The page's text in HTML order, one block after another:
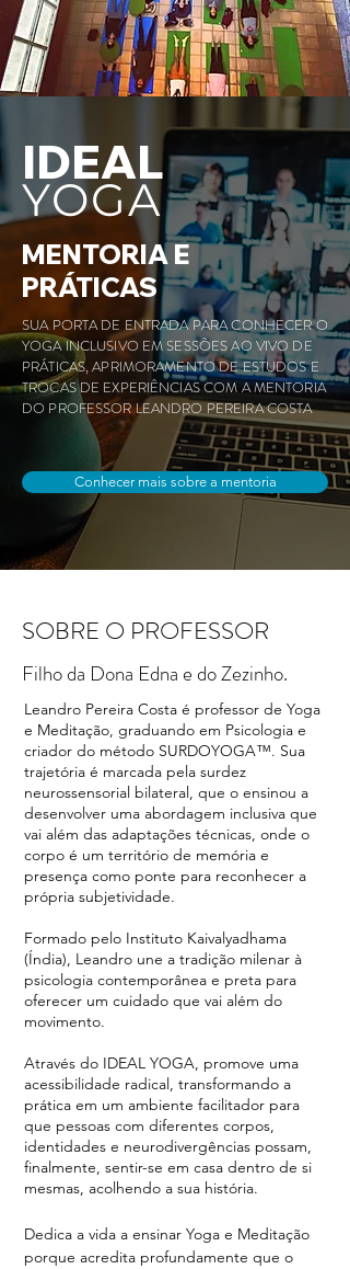
YOGA
IDEAL
MENTORIA E
PRÁTICAS
SUA PORTA DE ENTRADA PARA CONHECER O
YOGA INCLUSIVO EM SESSÕES AO VIVO DE
PRÁTICAS, APRIMORAMENTO DE ESTUDOS E
TROCAS DE EXPERIÊNCIAS COM A MENTORIA
DO PROFESSOR LEANDRO PEREIRA COSTA
Conhecer mais sobre a mentoria
SOBRE O PROFESSOR
Filho da Dona Edna e do Zezinho.
Leandro Pereira Costa é professor de Yoga
e Meditação, graduando em Psicologia e
criador do método SURDOYOGA™. Sua
trajetória é marcada pela surdez
neurossensorial bilateral, que o ensinou a
desenvolver uma abordagem inclusiva que
vai além das adaptações técnicas, onde o
corpo é um território de memória e
presença como ponte para reconhecer a
própria subjetividade.
Formado pelo Instituto Kaivalyadhama
(Índia), Leandro une a tradição milenar à
psicologia contemporânea e preta para
oferecer um cuidado que vai além do
movimento.
Através do IDEAL YOGA, promove uma
acessibilidade radical, transformando a
prática em um ambiente facilitador para
que pessoas com diferentes corpos,
identidades e neurodivergências possam,
finalmente, sentir-se em casa dentro de si
mesmas, acolhendo a sua história.
Dedica a vida a ensinar Yoga e Meditação
porque acredita profundamente que o